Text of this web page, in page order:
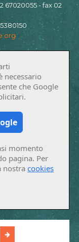
67020055 - fax 02
necessario
che Google
momento
pagina. Per
nostracookies